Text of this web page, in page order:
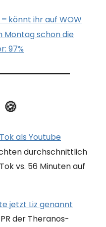
könnt ihrauf WOW
Montag schon die
97%
🍪
als Youtube
durchschnittlich
vs. 56 Minuten auf
jetzt Liz genannt
der Theranos-